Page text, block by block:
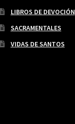
LIBROS DE DEVOCIÓN
SACRAMENTALES
VIDAS DE SANTOS